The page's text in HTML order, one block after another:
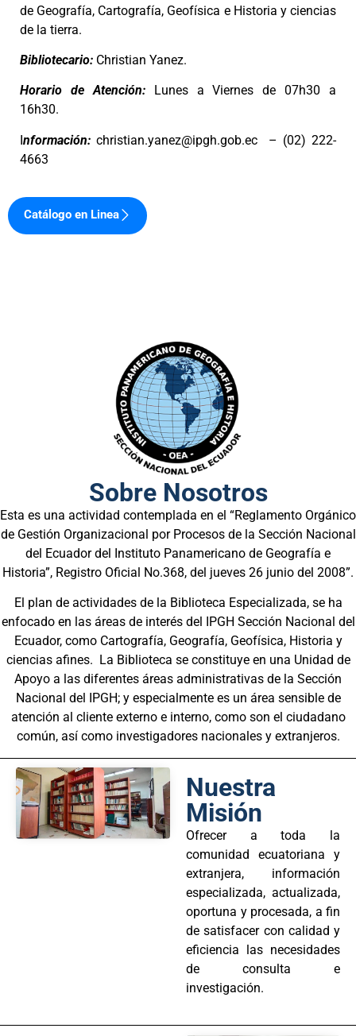
de Geografía, Cartografía, Geofísica e Historia y ciencias
de la tierra.
Bibliotecario: Christian Yanez.
Horario de Atención:
Lunes a Viernes de 07h30 a
16h30.
Información: christian.yanez@ipgh.gob.ec – (02) 222-
4663
Catálogo en Linea
Sobre Nosotros
Esta es una actividad contemplada en el “Reglamento Orgánico
de Gestión Organizacional por Procesos de la Sección Nacional
del Ecuador del Instituto Panamericano de Geografía e
Historia”, Registro Oficial No.368, del jueves 26 junio del 2008”.
El plan de actividades de la Biblioteca Especializada, se ha
enfocado en las áreas de interés del IPGH Sección Nacional del
Ecuador, como Cartografía, Geografía, Geofísica,Historia y
ciencias afines. La Biblioteca se constituye en una Unidad de
Apoyo a las diferentes áreas administrativas de la Sección
Nacional del IPGH; y especialmente esun área sensible de
atención al cliente externo e interno, como son el ciudadano
común, así como investigadores nacionales y extranjeros.
Nuestra
Misión
Ofrecer a toda la
comunidad ecuatoriana y
extranjera, información
especializada, actualizada,
oportuna y procesada, a fin
de satisfacer con calidad y
eficiencia las necesidades
de consulta e
investigación.